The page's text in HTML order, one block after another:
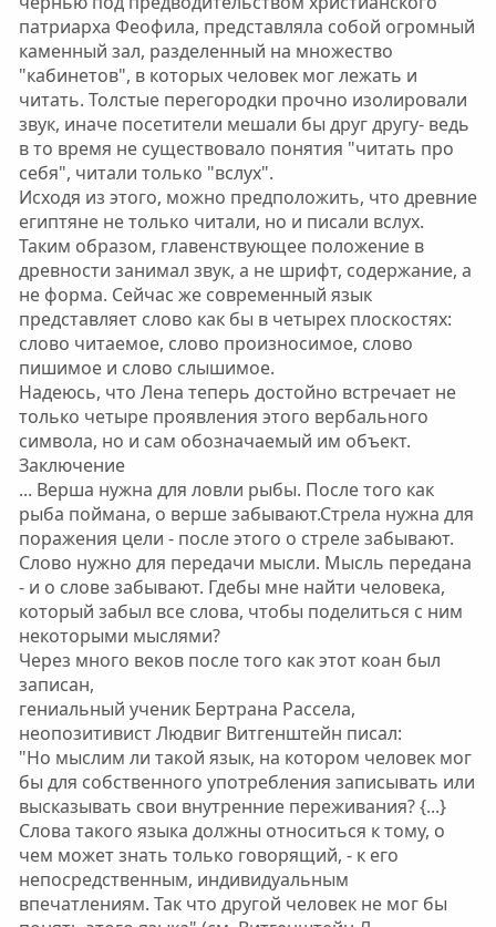
патриарха Феофила, представляла собой огромный
каменный зал, разделенный на множество
"кабинетов", в которых человек мог лежать и
читать. Толстые перегородки прочно изолировали
звук, иначе посетители мешали бы друг другу- ведь
в то время не существовало понятия "читать про
себя", читали только "вслух".
Исходя из этого, можно предположить, что древние
египтяне не только читали, но и писали вслух.
Таким образом, главенствующее положение в
древности занимал звук, а не шрифт, содержание, а
не форма. Сейчас же современный язык
представляет слово как бы в четырех плоскостях:
слово читаемое, слово произносимое, слово
пишимое и слово слышимое.
Надеюсь, что Лена теперь достойно встречает не
только четыре проявления этого вербального
символа, но и сам обозначаемый им объект.
Заключение
... Верша нужна для ловли рыбы. После того как
рыба поймана, о верше забывают.Стрела нужна для
поражения цели - после этого о стреле забывают.
Слово нужно для передачи мысли. Мысль передана
- и о слове забывают. Гдебы мне найти человека,
который забыл все слова, чтобы поделиться с ним
некоторыми мыслями?
Через много веков после того как этот коан был
записан,
гениальный ученик Бертрана Рассела,
неопозитивист Людвиг Витгенштейн писал:
"Но мыслим ли такой язык, на котором человек мог
бы для собственного употребления записывать или
высказывать свои внутренние переживания? {...}
Слова такого языка должны относиться к тому, о
чем может знать только говорящий, - к его
непосредственным, индивидуальным
впечатлениям. Так что другой человек не мог бы